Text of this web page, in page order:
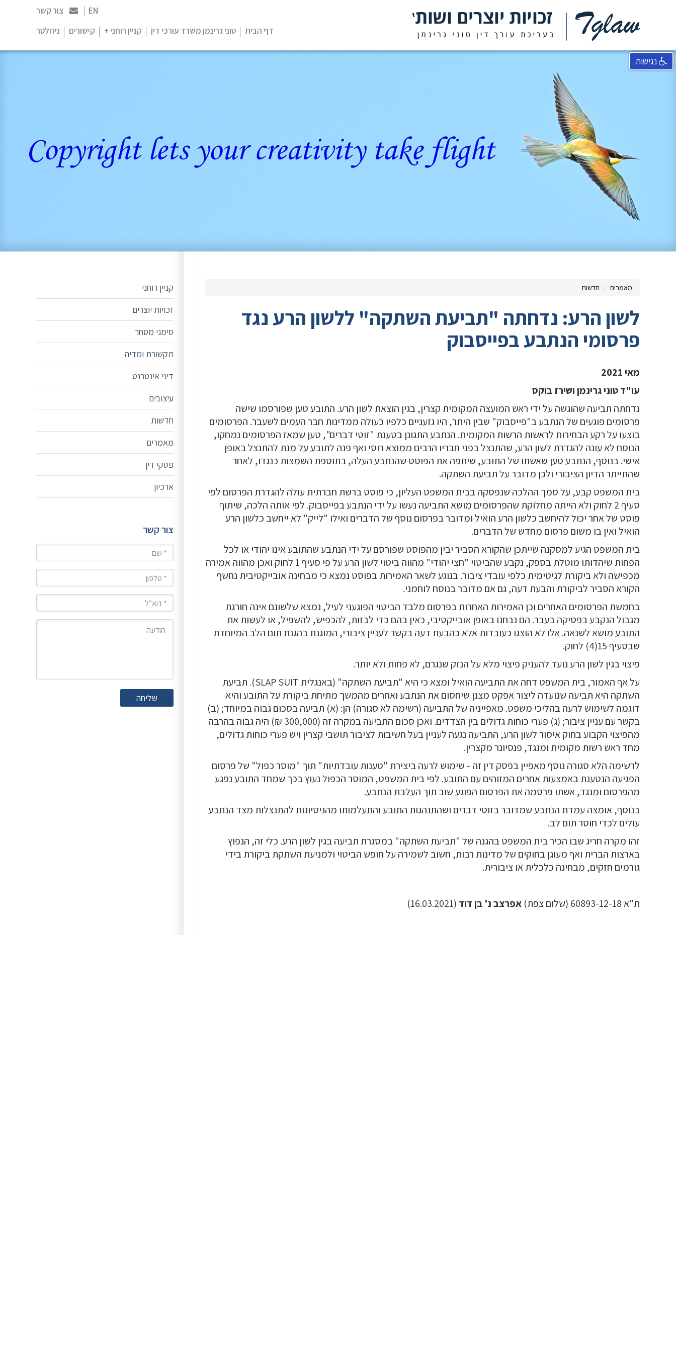
EN
צור קשר
דף הבית
טוני גרינמן משרד עורכי דין קניין רוחני + קישורים ניוזלטר
מאמרים חדשות
לשון הרע: נדחתה "תביעת השתקה" ללשון הרע נגד
פרסומי הנתבע בפייסבוק
מאי 2021
עו"ד טוני גרינמן ושירז בוקס
נדחתה תביעה שהוגשה על ידי ראש המועצה המקומית קצרין, בגין הוצאת לשון הרע. התובע טען שפורסמו שישה
פרסומים פוגעים של הנתבע ב"פייסבוק" שבין היתר, היו גזעניים כלפיו כעולה ממדינות חבר העמים לשעבר. הפרסומים
בוצעו על רקע הבחירות לראשות הרשות המקומית. הנתבע התגונן בטענת "זוטי דברים", טען שמאז הפרסומים נמחקו,
הנוסח לא עונה להגדרת לשון הרע, שהתנצל בפני חבריו הרבים ממוצא רוסי ואף פנה לתובע על מנת להתנצל באופן
אישי. בנוסף, הנתבע טען שאשתו של התובע, שיתפה את הפוסט שהנתבע העלה, בתוספת השמצות כנגדו, לאחר
שהתייתר הדיון הציבורי ולכן מדובר על תביעת השתקה.
בית המשפט קבע, על סמך ההלכה שנפסקה בבית המשפט העליון, כי פוסט ברשת חברתית עולה להגדרת הפרסום לפי
סעיף 2 לחוק ולא הייתה מחלוקת שהפרסומים מושא התביעה נעשו על ידי הנתבע בפייסבוק. לפי אותה הלכה, שיתוף
פוסט של אחר יכול להיחשב כלשון הרע הואיל ומדובר בפרסום נוסף של הדברים ואילו "לייק" לא ייחשב כלשון הרע
הואיל ואין בו משום פרסום מחדש של הדברים.
בית המשפט הגיע למסקנה שייתכן שהקורא הסביר יבין מהפוסט שפורסם על ידי הנתבע שהתובע אינו יהודי או לכל
הפחות שיהדותו מוטלת בספק, נקבע שהביטוי "חצי יהודי" מהווה ביטוי לשון הרע על פי סעיף 1 לחוק ואכן מהווה אמירה
מכפישה ולא ביקורת לגיטימית כלפי עובדי ציבור. בנוגע לשאר האמירות בפוסט נמצא כי מבחינה אובייקטיבית נחשף
הקורא הסביר לביקורת והבעת דעה, גם אם מדובר בנוסח לוחמני.
בחמשת הפרסומים האחרים וכן האמירות האחרות בפרסום מלבד הביטוי הפוגעני לעיל, נמצא שלשונם אינה חורגת
מגבול הנקבע בפסיקה בעבר. הם נבחנו באופן אובייקטיבי, כאין בהם כדי לבזות, להכפיש, להשפיל, או לעשות את
התובע מושא לשנאה. אלו לא הוצגו כעובדות אלא כהבעת דעה בקשר לעניין ציבורי, המוגנת בהגנת תום הלב המיוחדת
שבסעיף 15(4) לחוק.
פיצוי בגין לשון הרע נועד להעניק פיצוי מלא על הנזק שנגרם, לא פחות ולא יותר.
על אף האמור, בית המשפט דחה את התביעה הואיל ומצא כי היא "תביעת השתקה" (באנגלית SLAP SUIT). תביעת
השתקה היא תביעה שנועדה ליצור אפקט מצנן שיחסום את הנתבע ואחרים מהמשך מתיחת ביקורת על התובע והיא
דוגמה לשימוש לרעה בהליכי משפט. מאפייניה של התביעה (רשימה לא סגורה) הן: (א) תביעה בסכום גבוה במיוחד; (ב)
בקשר עם עניין ציבור; (ג) פערי כוחות גדולים בין הצדדים. ואכן סכום התביעה במקרה זה (300,000 ₪) היה גבוה בהרבה
מהפיצוי הקבוע בחוק איסור לשון הרע, התביעה נגעה לעניין בעל חשיבות לציבור תושבי קצרין ויש פערי כוחות גדולים,
מחד ראש רשות מקומית ומנגד, פנסיונר מקצרין.
לרשימה הלא סגורה נוסף מאפיין בפסק דין זה - שימוש לרעה ביצירת "טענות עובדתיות" תוך "מוסר כפול" של פרסום
הפגיעה הנטענת באמצעות אחרים המזוהים עם התובע. לפי בית המשפט, המוסר הכפול נעוץ בכך שמחד התובע נפגע
מהפרסום ומנגד, אשתו פרסמה את הפרסום הפוגע שוב תוך העלבת הנתבע.
בנוסף, אומצה עמדת הנתבע שמדובר בזוטי דברים ושהתנהגות התובע והתעלמותו מהניסיונות להתנצלות מצד הנתבע
עולים לכדי חוסר תום לב.
זהו מקרה חריג שבו הכיר בית המשפט בהגנה של "תביעת השתקה" במסגרת תביעה בגין לשון הרע. כלי זה, הנפוץ
בארצות הברית ואף מעוגן בחוקים של מדינות רבות, חשוב לשמירה על חופש הביטוי ולמניעת השתקת ביקורת בידי
גורמים חזקים, מבחינה כלכלית או ציבורית.
ת"א 60893-12-18 (שלום צפת) אפרצב נ' בן דוד (16.03.2021)
קניין רוחני
זכויות יוצרים
סימני מסחר
תקשורת ומדיה
דיני אינטרנט
עיצובים
חדשות
מאמרים
פסקי דין
ארכיון
צור קשר
שליחה
נגישות